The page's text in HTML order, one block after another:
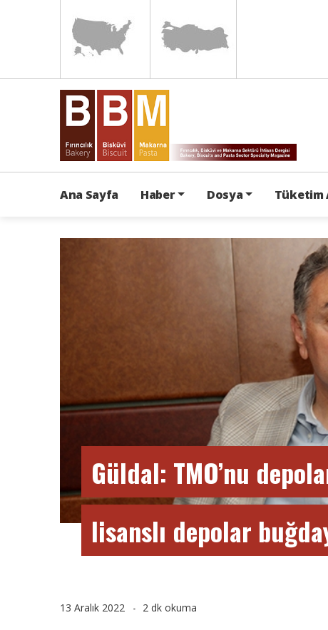
Ana Sayfa Haber Dosya Tüketim
Güldal: TMO’nu
lisanslı depolar
13 Aralık 2022 2 dk okuma